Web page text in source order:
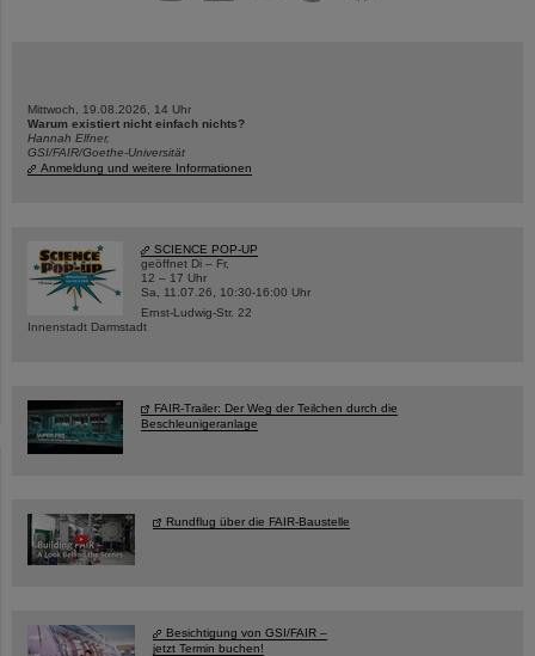
Mittwoch, 19.08.2026, 14 Uhr
Warum existiert nicht einfach nichts?
Hannah Elfner,
GSI/FAIR/Goethe-Universität
Anmeldung und weitere Informationen
SCIENCE POP-UP
geöffnet Di – Fr,
12 – 17 Uhr
Sa, 11.07.26, 10:30-16:00 Uhr
Ernst-Ludwig-Str. 22
Innenstadt Darmstadt
FAIR-Trailer: Der Weg der Teilchen durch die
Beschleunigeranlage
Rundflug über die FAIR-Baustelle
Besichtigung von GSI/FAIR –
jetzt Termin buchen!